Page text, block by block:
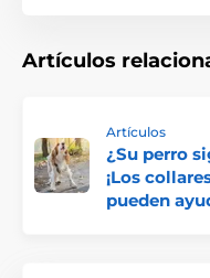
Artículos
Artículos
¿Su perro
¡Los
pueden